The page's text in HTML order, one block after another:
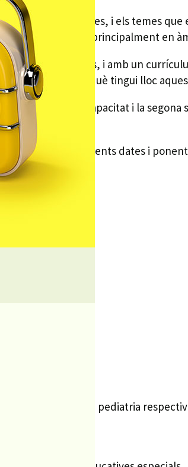
mares dels alumnes, i els temes
dels fills, principalment en
dels temes triats, i amb un
programat perquè tingui lloc
i noies amb discapacitat i la
amb les corresponents dates i
i infermera de pediatria